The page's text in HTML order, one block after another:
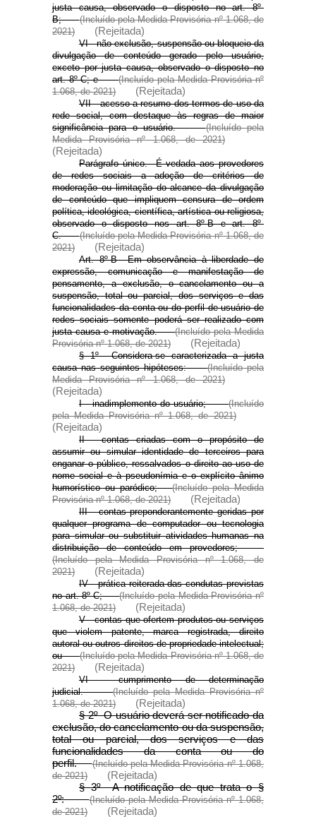
justa causa, observado o disposto no art. 8º-
B;(Incluído pela Medida Provisória nº 1.068, de
2021)
(Rejeitada)
VI - não exclusão, suspensão ou bloqueio da
divulgação de conteúdo gerado pelo usuário,
exceto por justa causa, observado o disposto no
art. 8º-C; e(Incluído pela Medida Provisória nº
1.068, de 2021)
(Rejeitada)
VII - acesso a resumo dos termos de uso da
rede social, com destaque às regras de maior
significância para o usuário.(Incluído pela
Medida Provisória nº 1.068, de 2021)
(Rejeitada)
Parágrafo único. É vedada aos provedores
de redes sociais a adoção de critérios de
moderação ou limitação do alcance da divulgação
de conteúdo que impliquem censura de ordem
política, ideológica, científica, artística ou religiosa,
observado o disposto nos art. 8º-B e art. 8º-
C.(Incluído pela Medida Provisória nº 1.068, de
2021)
(Rejeitada)
Art. 8º-B Em observância à liberdade de
expressão, comunicação e manifestação de
pensamento, a exclusão, o cancelamento ou a
suspensão, total ou parcial, dos serviços e das
funcionalidades da conta ou do perfil de usuário de
redes sociais somente poderá ser realizado com
justa causa e motivação.(Incluído pela Medida
Provisória nº 1.068, de 2021)
(Rejeitada)
§ 1º Considera-se caracterizada a justa
causa nas seguintes hipóteses:(Incluído pela
Medida Provisória nº 1.068, de 2021)
(Rejeitada)
I - inadimplemento do usuário;(Incluído
pela Medida Provisória nº 1.068, de 2021)
(Rejeitada)
II - contas criadas com o propósito de
assumir ou simular identidade de terceiros para
enganar o público, ressalvados o direito ao uso de
nome social e à pseudonímia e o explícito ânimo
humorístico ou paródico;(Incluído pela Medida
Provisória nº 1.068, de 2021)
(Rejeitada)
III - contas preponderantemente geridas por
qualquer programa de computador ou tecnologia
para simular ou substituir atividades humanas na
distribuição de conteúdo em provedores;
(Incluído pela Medida Provisória nº 1.068, de
2021)
(Rejeitada)
IV - prática reiterada das condutas previstas
no art. 8º-C;(Incluído pela Medida Provisória nº
1.068, de 2021)
(Rejeitada)
V - contas que ofertem produtos ou serviços
que violem patente, marca registrada, direito
autoral ou outros direitos de propriedade intelectual;
ou(Incluído pela Medida Provisória nº 1.068, de
2021)
(Rejeitada)
VI - cumprimento de determinação
judicial.(Incluído pela Medida Provisória nº
1.068, de 2021)
(Rejeitada)
§ 2º O usuário deverá ser notificado da
exclusão, do cancelamento ou da suspensão,
total ou parcial, dos serviços e das
funcionalidades da conta ou do
perfil.(Incluído pela Medida Provisória nº 1.068,
de 2021)
(Rejeitada)
§ 3º A notificação de que trata o §
2º:(Incluído pela Medida Provisória nº 1.068,
de 2021)
(Rejeitada)